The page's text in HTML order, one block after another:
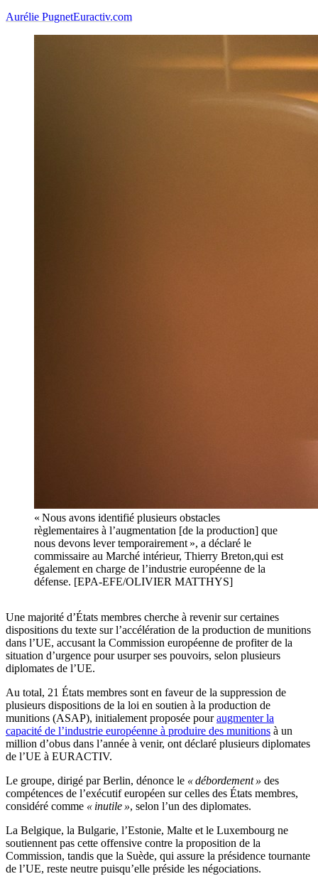
Aurélie PugnetEuractiv.com
« Nous avons identifié plusieurs obstacles
règlementaires à l’augmentation [de la production] que
nous devons lever temporairement », a déclaré le
commissaire au Marché intérieur, Thierry Breton,qui est
également en charge de l’industrie européenne de la
défense. [EPA-EFE/OLIVIER MATTHYS]
Une majorité d’États membres cherche à revenir sur certaines
dispositions du texte sur l’accélération de la production de munitions
dans l’UE, accusant la Commission européenne de profiter de la
situation d’urgence pour usurper ses pouvoirs, selon plusieurs
diplomates de l’UE.
Au total, 21 États membres sont en faveur de la suppression de
plusieurs dispositions de la loi en soutien à la production de
munitions (ASAP), initialement proposée pouraugmenter la
capacité de l’industrie européenne à produire des munitions à un
million d’obus dans l’année à venir, ont déclaré plusieurs diplomates
de l’UE à EURACTIV.
Le groupe, dirigé par Berlin, dénonce le « débordement » des
compétences de l’exécutif européen sur celles des États membres,
considéré comme « inutile », selon l’un des diplomates.
La Belgique, la Bulgarie, l’Estonie, Malte et le Luxembourg ne
soutiennent pas cette offensive contre la proposition de la
Commission, tandis que la Suède, qui assure la présidence tournante
de l’UE, reste neutre puisqu’elle préside les négociations.